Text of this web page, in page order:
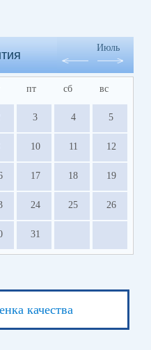
Июль
пт сб вс
3 4 5
10 11 12
17 18 19
24 25 26
31
качества